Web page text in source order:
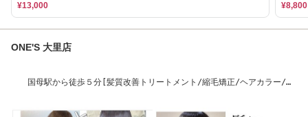
¥13,000 ¥8,800
ONE'S 大里店
国母駅から徒歩５分[髪質改善トリートメント/縮毛矯正/ヘアカラー/特